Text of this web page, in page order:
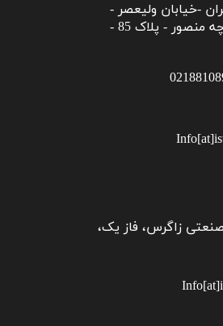
-خیابان ولیعصر -
ابتدای خیابان مطهری - کوچه منصور - پلاک 85 -
زاگرس، فاز یک،